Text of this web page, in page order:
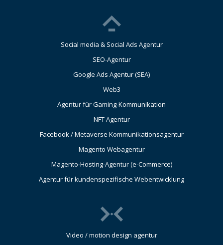
Social media & Social Ads Agentur
SEO-Agentur
Google Ads Agentur (SEA)
Web3
Agentur für Gaming-Kommunikation
NFT Agentur
Facebook / Metaverse Kommunikationsagentur
Magento Webagentur
Magento-Hosting-Agentur (e-Commerce)
Agentur für kundenspezifische Webentwicklung
Video / motion design agentur